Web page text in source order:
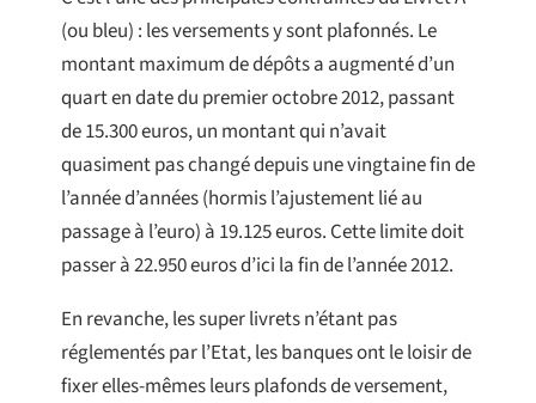
(ou bleu) : les versements y sont plafonnés. Le
montant maximum de dépôts a augmenté d’un
quart en date du premier octobre 2012, passant
de 15.300 euros, un montant qui n’avait
quasiment pas changé depuis une vingtaine fin de
l’année d’années (hormis l’ajustement lié au
passage à l’euro) à 19.125 euros. Cette limite doit
passer à 22.950 euros d’ici la fin de l’année 2012.
En revanche, les super livrets n’étant pas
réglementés par l’Etat, les banques ont le loisir de
fixer elles-mêmes leurs plafonds de versement,